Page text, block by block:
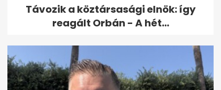
Távozik a köztársasági elnök: így
reagált Orbán - A hét...